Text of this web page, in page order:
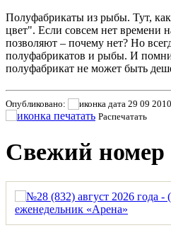
Полуфабрикаты из рыбы. Тут,
цвет". Если совсем нет времени
позволяют – почему нет? Но
полуфабрикатов и рыбы. И
полуфабрикат не может быть
Опубликовано:
29 09
Распечатать
Свежий номер